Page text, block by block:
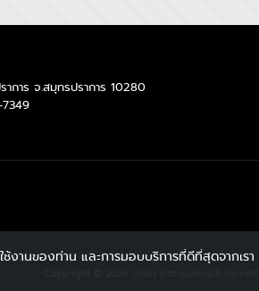
การ จ.สมุทรปราการ 10280
งานของท่าน และการมอบบริการที่ดีที่สุดจากเรา